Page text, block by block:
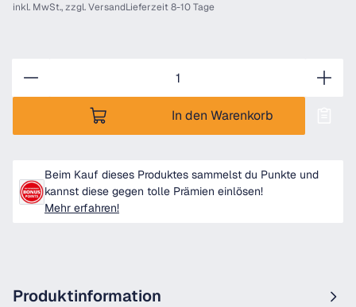
inkl. MwSt., zzgl.VersandLieferzeit 8-10 Tage
In den Warenkorb
Beim Kauf dieses Produktes sammelst du Punkte und
kannst diese gegen tolle Prämien einlösen!
Mehr erfahren!
Produktinformation